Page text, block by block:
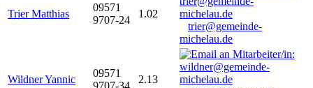
Trier Matthias
09571
9707-24
1.02
trier@gemeinde-
michelau.de
Wildner Yannic
09571
9707-34
2.13